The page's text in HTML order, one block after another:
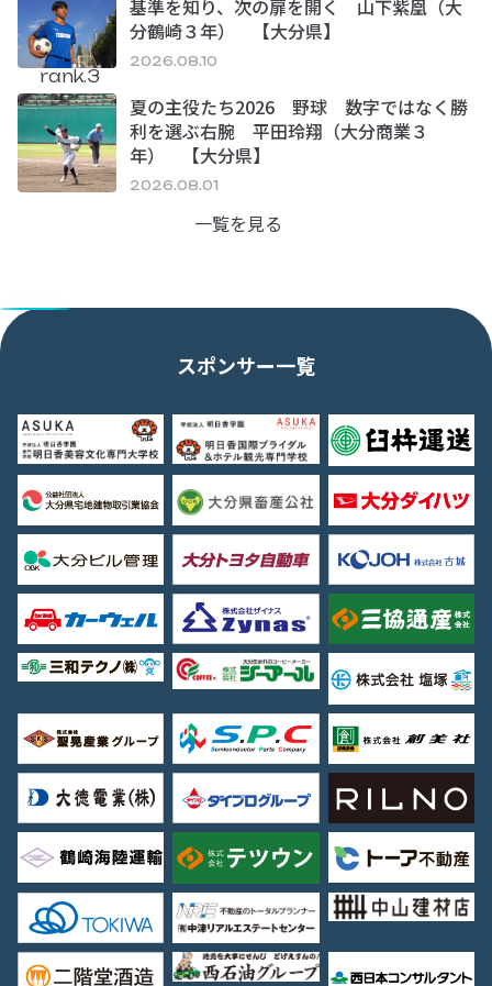
基準を知り、次の扉を開く 山下紫凰（大
分鶴崎３年） 【大分県】
2026.08.10
rank.3
夏の主役たち2026 野球 数字ではなく勝
利を選ぶ右腕 平田玲翔（大分商業３
年） 【大分県】
2026.08.01
一覧を見る
スポンサー一覧